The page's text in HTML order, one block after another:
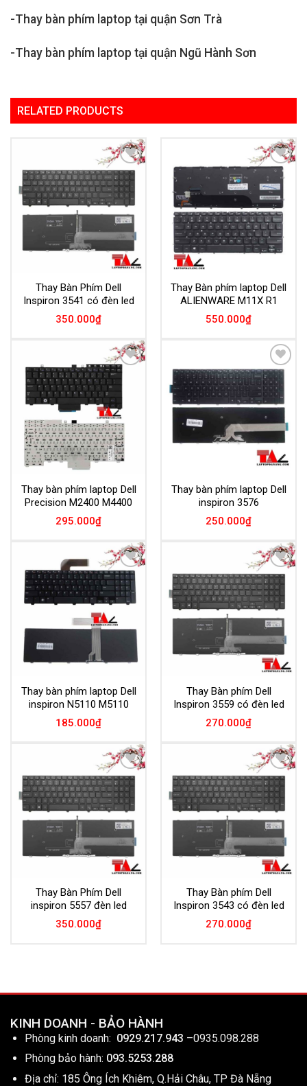
-Thay bàn phím laptop tại quận Sơn Trà
-Thay bàn phím laptop tại quận Ngũ Hành Sơn
RELATED PRODUCTS
Add to
Wishlist
Thay Bàn Phím Dell
Inspiron 3541 có đèn led
350.000₫
Add to
Wishlist
Thay Bàn phím laptop Dell
ALIENWARE M11X R1
550.000₫
Add to
Wishlist
Thay bàn phím laptop Dell
Precision M2400 M4400
295.000₫
Add to
Wishlist
Thay bàn phím laptop Dell
inspiron 3576
250.000₫
Add to
Wishlist
Thay bàn phím laptop Dell
inspiron N5110 M5110
185.000₫
Add to
Wishlist
Thay Bàn phím Dell
Inspiron 3559 có đèn led
270.000₫
Add to
Wishlist
Thay Bàn Phím Dell
inspiron 5557 đèn led
350.000₫
Add to
Wishlist
Thay Bàn phím Dell
Inspiron 3543 có đèn led
270.000₫
KINH DOANH - BẢO HÀNH
Phòng kinh doanh: 0929.217.943 –0935.098.288
Phòng bảo hành: 093.5253.288
Địa chỉ: 185 Ông Ích Khiêm, Q.Hải Châu, TP Đà Nẵng